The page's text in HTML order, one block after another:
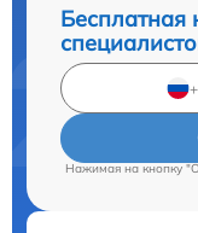
Бесплатная
Нажимая на кнопку